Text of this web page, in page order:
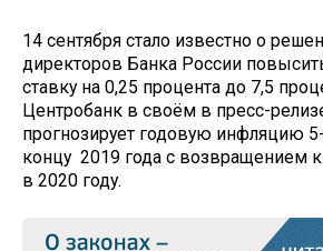
14 сентября стало известно о
директоров Банка России
ставку на 0,25 процента до 7,5
Центробанк в своём в пресс-
прогнозирует годовую инфляцию
концу 2019 года с возвращением
в 2020 году.